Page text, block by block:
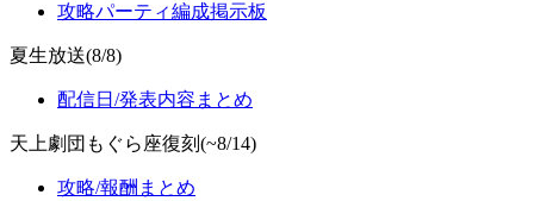
攻略パーティ編成掲示板
夏生放送(8/8)
配信日/発表内容まとめ
天上劇団もぐら座復刻(~8/14)
攻略/報酬まとめ